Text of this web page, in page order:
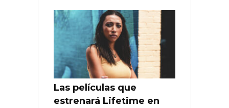
Las películas que
estrenará Lifetime en